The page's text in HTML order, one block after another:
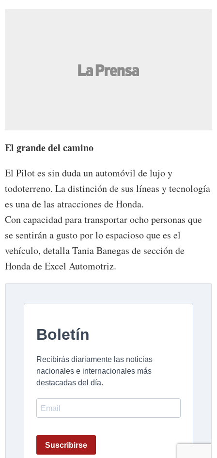
El grande del camino
El Pilot es sin duda un automóvil de lujo y
todoterreno. La distinción de sus líneas y tecnología
es una de las atracciones de Honda.
Con capacidad para transportar ocho personas que
se sentirán a gusto por lo espacioso que es el
vehículo, detalla Tania Banegas de sección de
Honda de Excel Automotriz.